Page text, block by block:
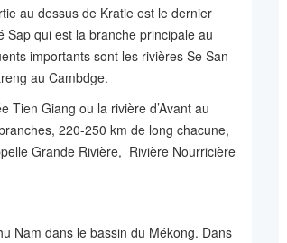
au dessus de Kratie est le dernier
qui est la branche principale au
importants sont les rivières Se San
au Cambdge.
Giang ou la rivière d’Avant au
220-250 km de long chacune,
Grande Rivière, Rivière Nourricière
Nam dans le bassin du Mékong. Dans